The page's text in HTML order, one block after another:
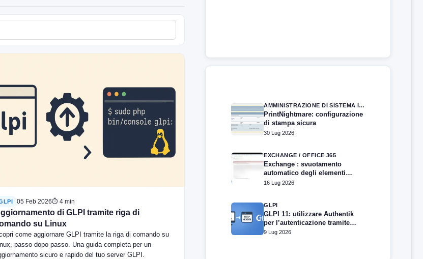
05 Feb 2026⏱ 4 min
di GLPI tramite riga di
su Linux
come aggiornare GLPI tramite la riga di comando su
passo dopo passo. Una guida completa per un
sicuro e rapido del tuo server GLPI.
AMMINISTRAZIONE DI SISTEMA IN WINDOWS SERVER
PrintNightmare: configurazione
di stampa sicura
30 Lug 2026
EXCHANGE / OFFICE 365
Exchange : svuotamento
automatico degli elementi
eliminati
16 Lug 2026
GLPI
GLPI 11: utilizzare Authentik
per l’autenticazione tramite
intestazione HTTP
9 Lug 2026